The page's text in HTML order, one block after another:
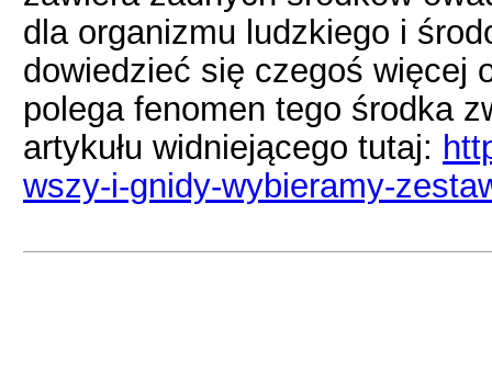
dla organizmu ludzkiego i
dowiedzieć się czegoś więcej
polega fenomen tego środka
artykułu widniejącego tutaj:
wszy-i-gnidy-wybieramy-